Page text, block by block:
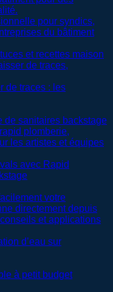
pour syndics,
du bâtiment
de traces : les
avec Rapid
d’eau sur
à petit budget